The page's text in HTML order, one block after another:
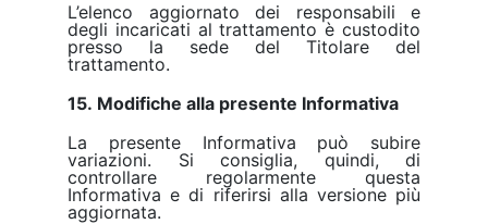
L’elenco aggiornato dei responsabili e
degli incaricati al trattamento è custodito
presso la sede del Titolare del
trattamento.
15. Modifiche alla presente Informativa
La presente Informativa può subire
variazioni. Si consiglia, quindi, di
controllare regolarmente questa
Informativa e di riferirsi alla versione più
aggiornata.